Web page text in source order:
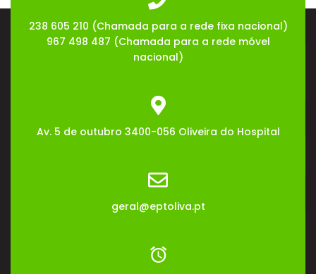
238 605 210 (Chamada para a rede fixa nacional)
967 498 487 (Chamada para a rede móvel
nacional)
Av. 5 de outubro 3400-056 Oliveira do Hospital
geral@eptoliva.pt